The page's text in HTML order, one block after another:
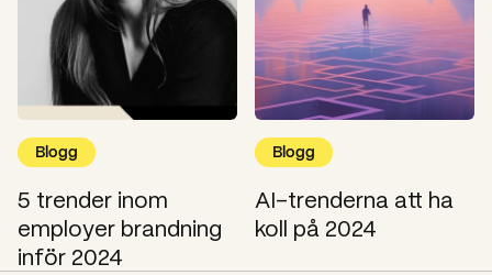
Blogg
5 trender inom
employer brandning
inför 2024
Blogg
AI-trenderna att ha
koll på 2024